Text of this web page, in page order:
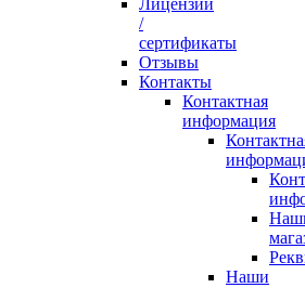
Лицензии
/
сертификаты
Отзывы
Контакты
Контактная
информация
Наши